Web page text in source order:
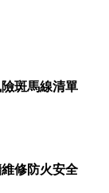
斑馬線清單
修防火安全